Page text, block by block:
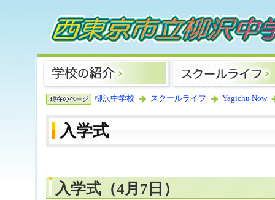
柳沢中学校 スクールライフ Yagichu Now
入学式
入学式（4月7日）